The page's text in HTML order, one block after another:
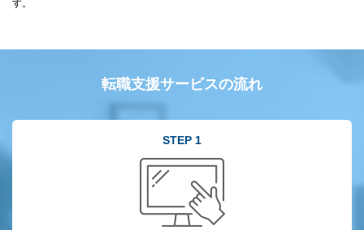
す。
転職支援サービスの流れ
STEP 1